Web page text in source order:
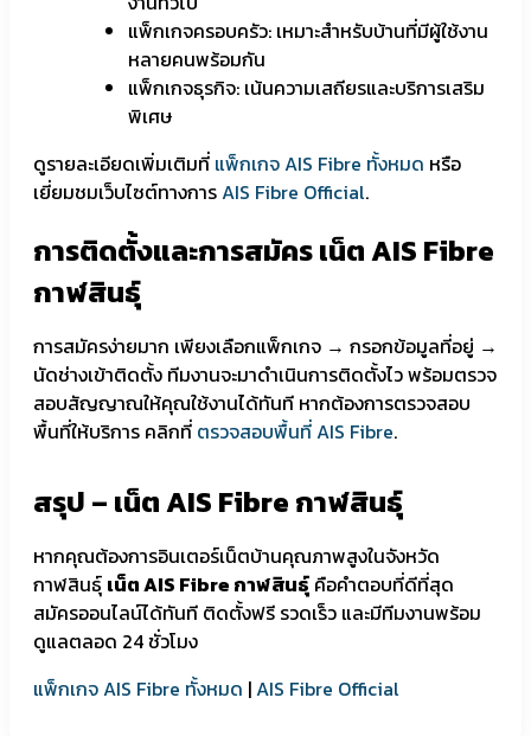
แพ็กเกจครอบครัว: เหมาะสำหรับบ้านที่มีผู้ใช้งาน
หลายคนพร้อมกัน
แพ็กเกจธุรกิจ: เน้นความเสถียรและบริการเสริม
พิเศษ
ดูรายละเอียดเพิ่มเติมที่ แพ็กเกจ AIS Fibre ทั้งหมด หรือ
เยี่ยมชมเว็บไซต์ทางการAIS Fibre Official.
การติดตั้งและการสมัคร เน็ต AIS Fibre
กาฬสินธุ์
การสมัครง่ายมาก เพียงเลือกแพ็กเกจ → กรอกข้อมูลที่อยู่ →
นัดช่างเข้าติดตั้ง ทีมงานจะมาดำเนินการติดตั้งไว พร้อมตรวจ
สอบสัญญาณให้คุณใช้งานได้ทันที หากต้องการตรวจสอบ
พื้นที่ให้บริการ คลิกที่ ตรวจสอบพื้นที่ AIS Fibre.
สรุป – เน็ต AIS Fibre กาฬสินธุ์
หากคุณต้องการอินเตอร์เน็ตบ้านคุณภาพสูงในจังหวัด
กาฬสินธุ์ เน็ต AIS Fibre กาฬสินธุ์ คือคำตอบที่ดีที่สุด
สมัครออนไลน์ได้ทันที ติดตั้งฟรี รวดเร็ว และมีทีมงานพร้อม
ดูแลตลอด 24 ชั่วโมง
แพ็กเกจ AIS Fibre ทั้งหมด |AIS Fibre Official